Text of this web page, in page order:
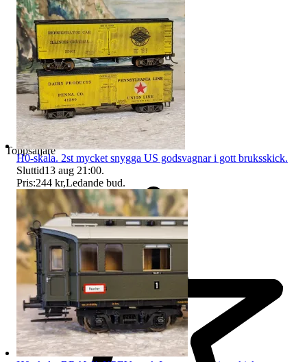
Toppsäljare
H0-skala. 2st mycket snygga US godsvagnar i gott bruksskick.
Sluttid13 aug 21:00.
Pris:244 kr,Ledande bud.